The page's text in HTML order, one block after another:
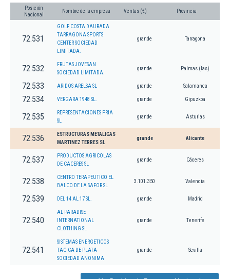
Posición
Nacional
Nombre de la empresa Ventas (€) Provincia
72.531
GOLF COSTA DAURADA
TARRAGONA SPORTS
CENTER SOCIEDAD
LIMITADA.
grande Tarragona
72.532
FRUTAS JOVESAN
SOCIEDAD LIMITADA.
grande Palmas (las)
72.533 ARIDOS ARELSA SL grande Salamanca
72.534 VERGARA 1948 SL. grande Gipuzkoa
72.535
REPRESENTACIONES PRIA
SL
grande Asturias
72.536
ESTRUCTURAS METALICAS
MARTINEZ TERRES SL
grande Alicante
72.537
PRODUCTOS AGRICOLAS
DE CACERES SL
grande Cáceres
72.538
CENTRO TERAPEUTICO EL
BALCO DE LA SAFOR SL
3.101.350 Valencia
72.539 DEL 14 AL 17 SL. grande Madrid
72.540
AL PARADISE
INTERNATIONAL
CLOTHING SL
grande Tenerife
72.541
SISTEMAS ENERGETICOS
TACICA DE PLATA
SOCIEDAD ANONIMA
grande Sevilla